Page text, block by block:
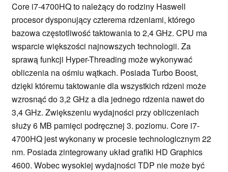
Core i7-4700HQ to należący do rodziny Haswell
procesor dysponujący czterema rdzeniami, którego
bazowa częstotliwość taktowania to 2,4 GHz. CPU ma
wsparcie większości najnowszych technologii. Za
sprawą funkcji Hyper-Threading może wykonywać
obliczenia na ośmiu wątkach. Posiada Turbo Boost,
dzięki któremu taktowanie dla wszystkich rdzeni może
wzrosnąć do 3,2 GHz a dla jednego rdzenia nawet do
3,4 GHz. Zwiększeniu wydajności przy obliczeniach
służy 6 MB pamięci podręcznej 3. poziomu. Core i7-
4700HQ jest wykonany w procesie technologicznym 22
nm. Posiada zintegrowany układ grafiki HD Graphics
4600. Wobec wysokiej wydajności TDP nie może być